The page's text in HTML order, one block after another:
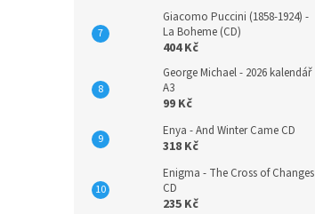
Giacomo Puccini (1858-1924) -
La Boheme (CD)
404 Kč
George Michael - 2026 kalendář
A3
99 Kč
Enya - And Winter Came CD
318 Kč
Enigma - The Cross of Changes
CD
235 Kč